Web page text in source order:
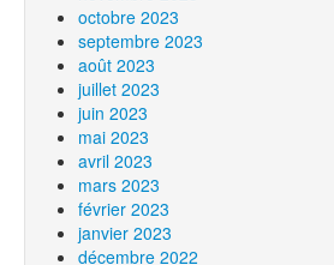
octobre 2023
septembre 2023
août 2023
juillet 2023
juin 2023
mai 2023
avril 2023
mars 2023
février 2023
janvier 2023
décembre 2022